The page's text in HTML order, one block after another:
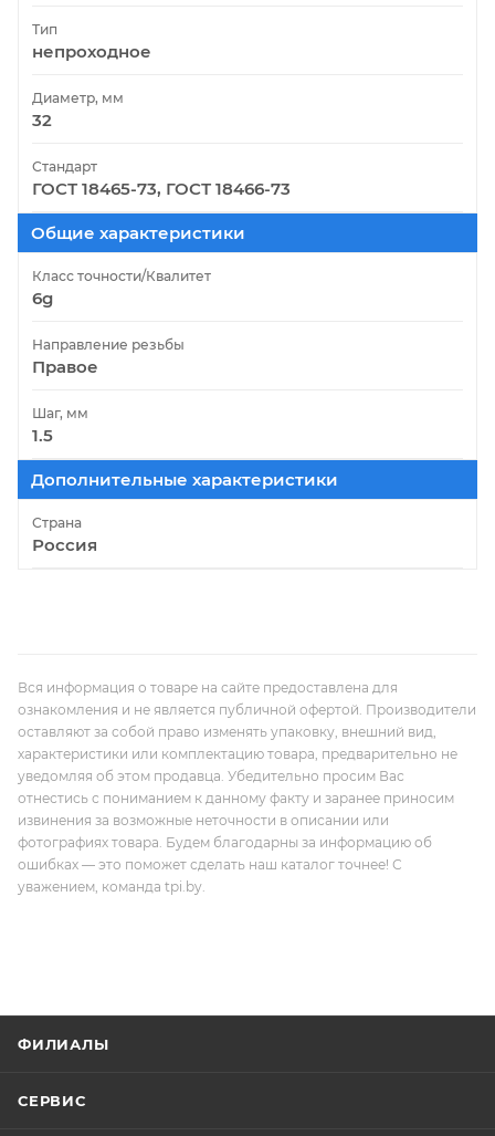
Тип
непроходное
Диаметр, мм
32
Стандарт
ГОСТ 18465-73, ГОСТ 18466-73
Общие характеристики
Класс точности/Квалитет
6g
Направление резьбы
Правое
Шаг, мм
1.5
Дополнительные характеристики
Страна
Россия
Вся информация о товаре на сайте предоставлена для
ознакомления и не является публичной офертой. Производители
оставляют за собой право изменять упаковку, внешний вид,
характеристики или комплектацию товара, предварительно не
уведомляя об этом продавца. Убедительно просим Вас
отнестись с пониманием к данному факту и заранее приносим
извинения за возможные неточности в описании или
фотографиях товара. Будем благодарны за информацию об
ошибках — это поможет сделать наш каталог точнее! С
уважением, команда tpi.by.
ФИЛИАЛЫ
СЕРВИС